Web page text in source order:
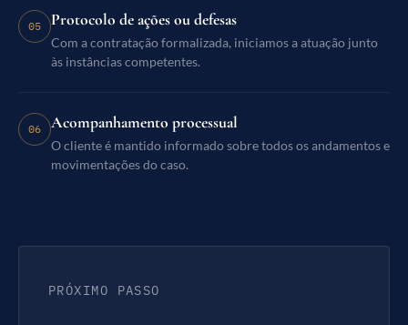
05 Protocolo de ações ou defesas
Com a contratação formalizada, iniciamos a atuação junto
às instâncias competentes.
06 Acompanhamento processual
O cliente é mantido informado sobre todos os andamentos e
movimentações do caso.
PRÓXIMO PASSO